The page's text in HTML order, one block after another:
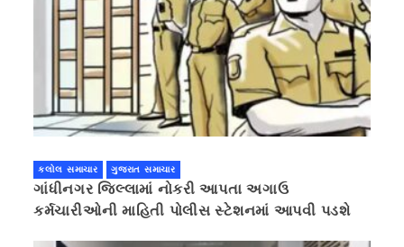
કલોલ સમાચાર ગુજરાત સમાચાર
ગાંધીનગર જિલ્લામાં નોકરી આપતા અગાઉ
કર્મચારીઓની માહિતી પોલીસ સ્ટેશનમાં આપવી પડશે